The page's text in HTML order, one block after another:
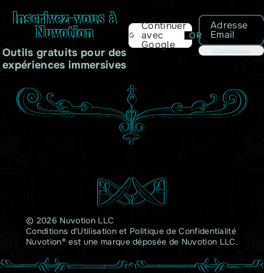
Inscrivez-vous à
Nuvotion
Outils gratuits pour des
expériences immersives
Continuer
avec
Google
OR
Adresse
Email
Continuer
© 2026 Nuvotion LLC
Conditions d'Utilisationet Politique de Confidentialité
Nuvotion® est une marque déposée de Nuvotion LLC.